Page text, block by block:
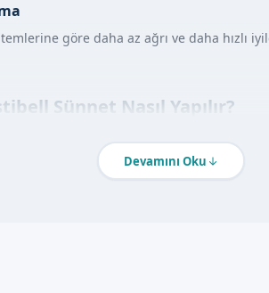
göre daha az ağrı ve daha hızlı
Sünnet Nasıl Yapılır?
lokal anestezi uygulanır.
Devamını Oku